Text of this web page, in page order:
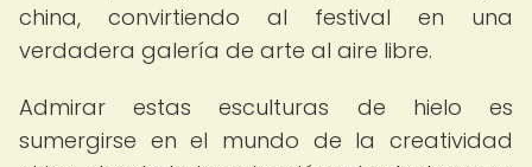
china, convirtiendo al festival en una
verdadera galería de arte al aire libre.
Admirar estas esculturas de hielo es
sumergirse en el mundo de la creatividad